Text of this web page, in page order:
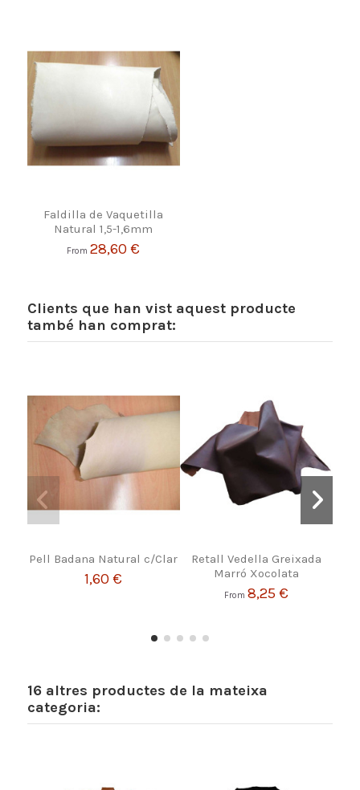
Faldilla de Vaquetilla
Natural 1,5-1,6mm
From28,60 €
Clients que han vist aquest producte
també han comprat:
Pell Badana Natural c/Clar
1,60 €
Retall Vedella Greixada
Marró Xocolata
From8,25 €
16 altres productes de la mateixa
categoria: